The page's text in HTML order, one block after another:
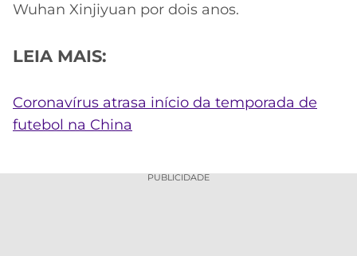
Wuhan Xinjiyuan por dois anos.
LEIA MAIS:
Coronavírus atrasa início da temporada de
futebol na China
PUBLICIDADE